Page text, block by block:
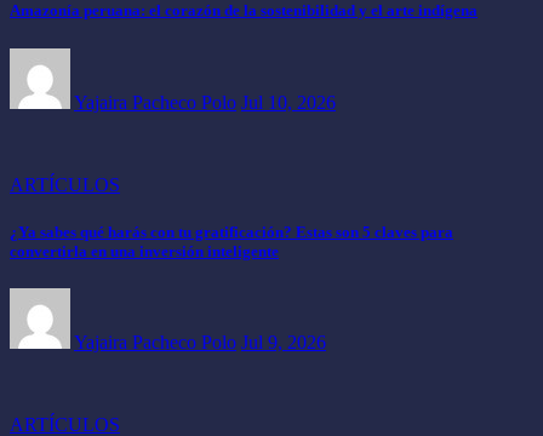
Amazonía peruana: el corazón de la sostenibilidad y el arte indígena
Yajaira Pacheco Polo Jul 10, 2026
ARTÍCULOS
¿Ya sabes qué harás con tu gratificación? Estas son 5 claves para
convertirla en una inversión inteligente
Yajaira Pacheco Polo Jul 9, 2026
ARTÍCULOS